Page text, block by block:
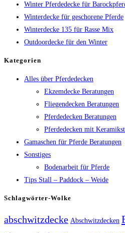
Winter Pferdedecke für
Winterdecke für geschorene Pferde
Winterdecke 135 für Rasse Mix
Outdoordecke für den Winter
Kategorien
Alles über Pferdedecken
Ekzemdecke Beratungen
Fliegendecken Beratungen
Pferdedecken Beratungen
Pferdedecken mit
Gamaschen für Pferde Beratungen
Sonstiges
Bodenarbeit für Pferde
Tips Stall – Paddock – Weide
Schlagwörter-Wolke
abschwitzdecke Abschwitzdecken